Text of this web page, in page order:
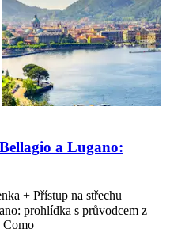
a Lugano:
+ Přístup na střechu
prohlídka s průvodcem z
Como